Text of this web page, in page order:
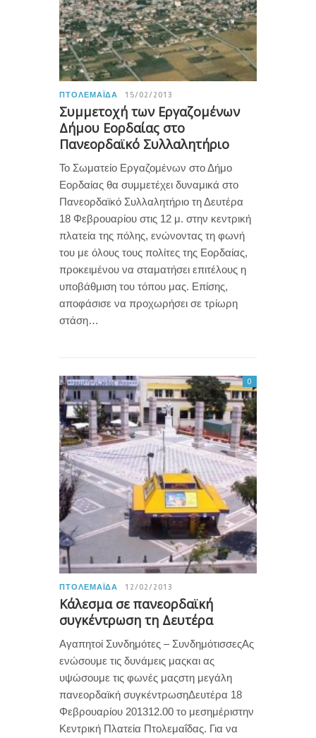
ΠΤΟΛΕΜΑΪ́ΔΑ 15/02/2013
Συμμετοχή των Εργαζομένων
Δήμου Εορδαίας στο
Πανεορδαϊκό Συλλαλητήριο
Το Σωματείο Εργαζομένων στο Δήμο
Εορδαίας θα συμμετέχει δυναμικά στο
Πανεορδαϊκό Συλλαλητήριο τη Δευτέρα
18 Φεβρουαρίου στις 12 μ. στην κεντρική
πλατεία της πόλης, ενώνοντας τη φωνή
του με όλους τους πολίτες της Εορδαίας,
προκειμένου να σταματήσει επιτέλους η
υποβάθμιση του τόπου μας. Επίσης,
αποφάσισε να προχωρήσει σε τρίωρη
στάση…
ΠΤΟΛΕΜΑΪ́ΔΑ 12/02/2013
Κάλεσμα σε πανεορδαϊκή
συγκέντρωση τη Δευτέρα
0
Αγαπητοί Συνδημότες – ΣυνδημότισσεςΑς
ενώσουμε τις δυνάμεις μαςκαι ας
υψώσουμε τις φωνές μαςστη μεγάλη
πανεορδαϊκή συγκέντρωσηΔευτέρα 18
Φεβρουαρίου 201312.00 το μεσημέριστην
Κεντρική Πλατεία Πτολεμαΐδας. Για να